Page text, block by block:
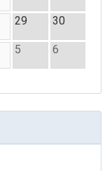
29 30
5 6